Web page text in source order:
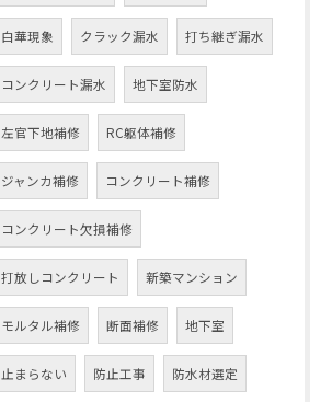
白華現象 クラック漏水 打ち継ぎ漏水
コンクリート漏水 地下室防水
左官下地補修 RC躯体補修
ジャンカ補修 コンクリート補修
コンクリート欠損補修
打放しコンクリート 新築マンション
モルタル補修 断面補修 地下室
止まらない 防止工事 防水材選定